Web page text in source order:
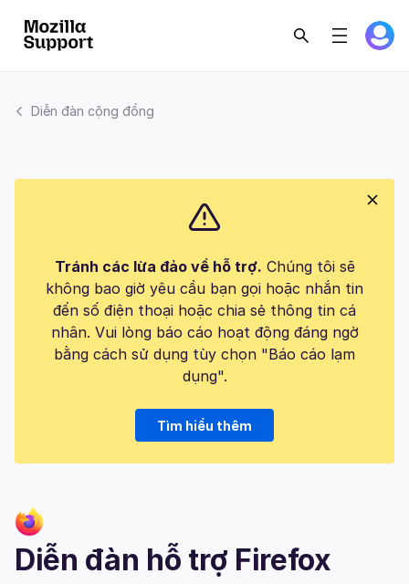
Diễn đàn cộng đồng
Tránh các lừa đảo về hỗ trợ. Chúng tôi sẽ
không bao giờ yêu cầu bạn gọi hoặc nhắn tin
đến số điện thoại hoặc chia sẻ thông tin cá
nhân. Vui lòng báo cáo hoạt động đáng ngờ
bằng cách sử dụng tùy chọn "Báo cáo lạm
dụng".
Tìm hiểu thêm
Diễn đàn hỗ trợ Firefox